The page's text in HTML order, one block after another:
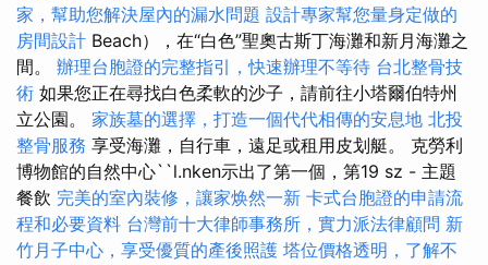
家，幫助您解決屋內的漏水問題 設計專家幫您量身定做的
房間設計 Beach），在“白色”聖奧古斯丁海灘和新月海灘之
間。 辦理台胞證的完整指引，快速辦理不等待 台北整骨技
術 如果您正在尋找白色柔軟的沙子，請前往小塔爾伯特州
立公園。 家族墓的選擇，打造一個代代相傳的安息地 北投
整骨服務 享受海灘，自行車，遠足或租用皮划艇。 克勞利
博物館的自然中心``l.nken示出了第一個，第19 sz - 主題
餐飲 完美的室內裝修，讓家焕然一新 卡式台胞證的申請流
程和必要資料 台灣前十大律師事務所，實力派法律顧問 新
竹月子中心，享受優質的產後照護 塔位價格透明，了解不